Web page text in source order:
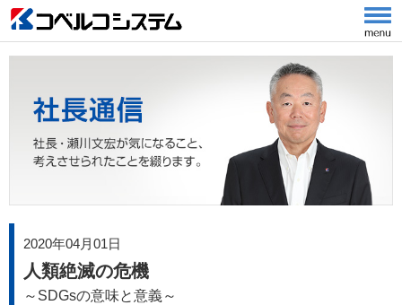
2020年04月01日
人類絶滅の危機
～SDGsの意味と意義～